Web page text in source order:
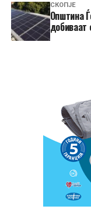
СКОПЈЕ
Општина
добиваат